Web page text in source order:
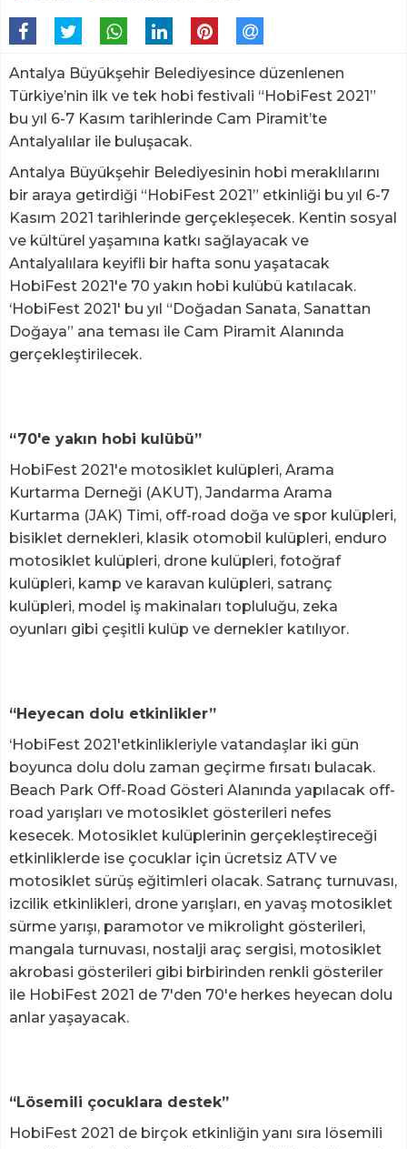
Antalya Büyükşehir Belediyesince düzenlenen
Türkiye’nin ilk ve tek hobi festivali “HobiFest 2021”
bu yıl 6-7 Kasım tarihlerinde Cam Piramit’te
Antalyalılar ile buluşacak.
Antalya Büyükşehir Belediyesinin hobi meraklılarını
bir araya getirdiği “HobiFest 2021” etkinliği bu yıl 6-7
Kasım 2021 tarihlerinde gerçekleşecek. Kentin sosyal
ve kültürel yaşamına katkı sağlayacak ve
Antalyalılara keyifli bir hafta sonu yaşatacak
HobiFest 2021'e 70 yakın hobi kulübü katılacak.
‘HobiFest 2021' bu yıl “Doğadan Sanata, Sanattan
Doğaya” ana teması ile Cam Piramit Alanında
gerçekleştirilecek.
“70'e yakın hobi kulübü”
HobiFest 2021'e motosiklet kulüpleri, Arama
Kurtarma Derneği (AKUT), Jandarma Arama
Kurtarma (JAK) Timi, off-road doğa ve spor kulüpleri,
bisiklet dernekleri, klasik otomobil kulüpleri, enduro
motosiklet kulüpleri, drone kulüpleri, fotoğraf
kulüpleri, kamp ve karavan kulüpleri, satranç
kulüpleri, model iş makinaları topluluğu, zeka
oyunları gibi çeşitli kulüp ve dernekler katılıyor.
“Heyecan dolu etkinlikler”
‘HobiFest 2021'etkinlikleriyle vatandaşlar iki gün
boyunca dolu dolu zaman geçirme fırsatı bulacak.
Beach Park Off-Road Gösteri Alanında yapılacak off-
road yarışları ve motosiklet gösterileri nefes
kesecek. Motosiklet kulüplerinin gerçekleştireceği
etkinliklerde ise çocuklar için ücretsiz ATV ve
motosiklet sürüş eğitimleri olacak. Satranç turnuvası,
izcilik etkinlikleri, drone yarışları, en yavaş motosiklet
sürme yarışı, paramotor ve mikrolight gösterileri,
mangala turnuvası, nostalji araç sergisi, motosiklet
akrobasi gösterileri gibi birbirinden renkli gösteriler
ile HobiFest 2021 de 7'den 70'e herkes heyecan dolu
anlar yaşayacak.
“Lösemili çocuklara destek”
HobiFest 2021 de birçok etkinliğin yanı sıra lösemili